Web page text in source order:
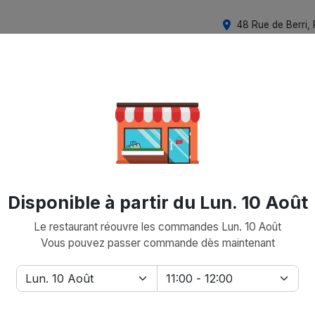
place 48 Rue de Berri,
Disponible à partir du Lun. 10 Août
Le restaurant réouvre les commandes Lun. 10 Août
Vous pouvez passer commande dès maintenant